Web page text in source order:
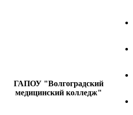
ГАПОУ "Волгоградский
медицинский колледж"